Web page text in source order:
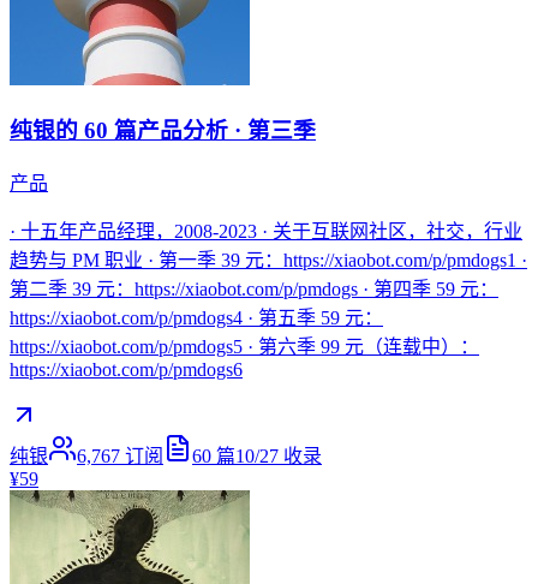
纯银的 60 篇产品分析 · 第三季
产品
· 十五年产品经理，2008-2023 · 关于互联网社区，社交，行业
趋势与 PM 职业 · 第一季 39 元：https://xiaobot.com/p/pmdogs1 ·
第二季 39 元：https://xiaobot.com/p/pmdogs · 第四季 59 元：
https://xiaobot.com/p/pmdogs4 · 第五季 59 元：
https://xiaobot.com/p/pmdogs5 · 第六季 99 元（连载中）：
https://xiaobot.com/p/pmdogs6
纯银 6,767 订阅 60 篇10/27 收录
¥59